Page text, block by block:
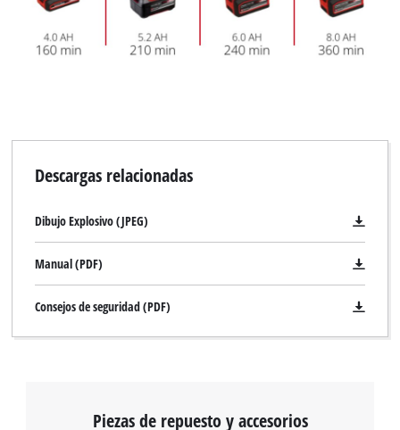
Descargas relacionadas
Dibujo Explosivo (JPEG)
Manual (PDF)
Consejos de seguridad (PDF)
Piezas de repuesto y accesorios